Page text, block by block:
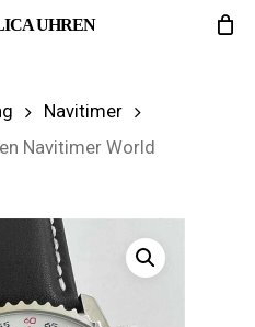
UHREN
Navitimer
Navitimer World